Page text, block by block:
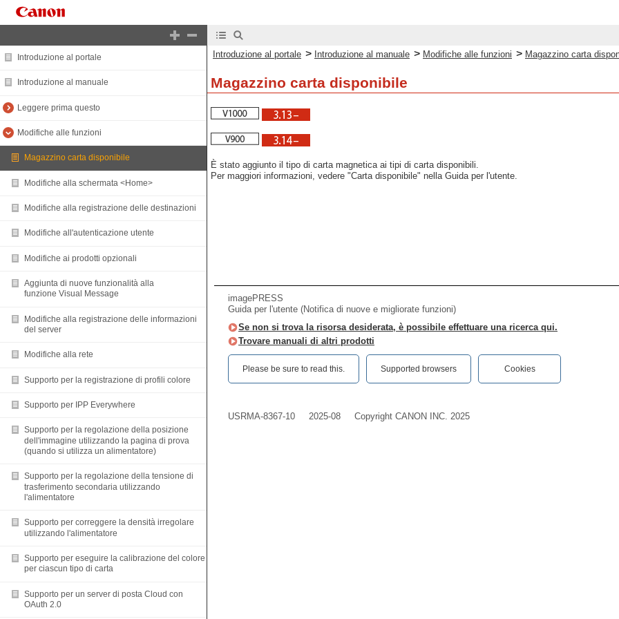
Introduzione al portale
Introduzione al manuale
Leggere prima questo
Modifiche alle funzioni
Magazzino carta disponibile
Modifiche alla schermata <Home>
Modifiche alla registrazione delle destinazioni
Modifiche all'autenticazione utente
Modifiche ai prodotti opzionali
Aggiunta di nuove funzionalità alla
funzione Visual Message
Modifiche alla registrazione delle informazioni
del server
Modifiche alla rete
Supporto per la registrazione di profili colore
Supporto per IPP Everywhere
Supporto per la regolazione della posizione
dell'immagine utilizzando la pagina di prova
(quando si utilizza un alimentatore)
Supporto per la regolazione della tensione di
trasferimento secondaria utilizzando
l'alimentatore
Supporto per correggere la densità irregolare
utilizzando l'alimentatore
Supporto per eseguire la calibrazione del colore
per ciascun tipo di carta
Supporto per un server di posta Cloud con
OAuth 2.0
Introduzione al portale > Introduzione al manuale > Modifiche alle funzioni > Magazzino carta
Magazzino carta disponibile
È stato aggiunto il tipo di carta magnetica ai tipi di carta disponibili.
Per maggiori informazioni, vedere "Carta disponibile" nella Guida per l'utente.
imagePRESS
Guida per l'utente (Notifica di nuove e migliorate funzioni)
Se non si trova la risorsa desiderata, è possibile effettuare una ricerca qui.
Trovare manuali di altri prodotti
Please be sure to read this.‎ Supported browsers Cookies
USRMA-8367-10 2025-08 Copyright CANON INC. 2025